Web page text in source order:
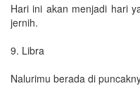
Hari ini akan menjadi hari
jernih.
9. Libra
Nalurimu berada di